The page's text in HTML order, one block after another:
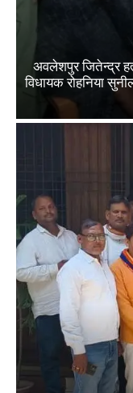
अवलेशपुर जितेन्द्र
विधायक रोहनिया